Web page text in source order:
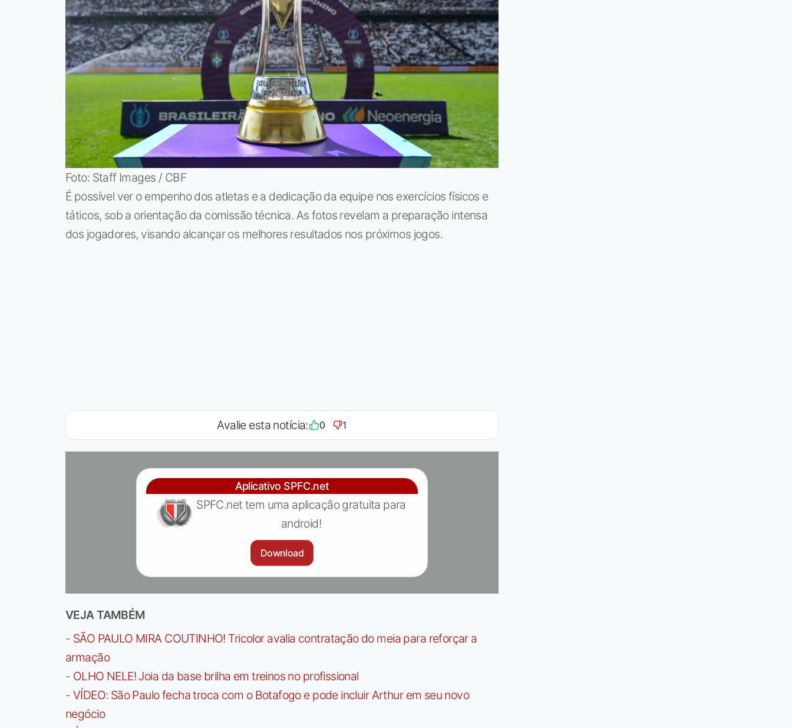
Foto: Staff Images / CBF
É possível ver o empenho dos atletas e a dedicação da equipe nos exercícios físicos e
táticos, sob a orientação da comissão técnica. As fotos revelam a preparação intensa
dos jogadores, visando alcançar os melhores resultados nos próximos jogos.
Avalie esta notícia: 0 1
Aplicativo SPFC.net
SPFC.net tem uma aplicação gratuita para
android!
Download
VEJA TAMBÉM
- SÃO PAULO MIRA COUTINHO! Tricolor avalia contratação do meia para reforçar a
armação
- OLHO NELE! Joia da base brilha em treinos no profissional
- VÍDEO: São Paulo fecha troca com o Botafogo e pode incluir Arthur em seu novo
negócio